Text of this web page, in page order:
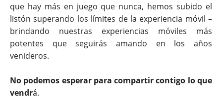
que hay más en juego que nunca, hemos subido el
listón superando los límites de la experiencia móvil –
brindando nuestras experiencias móviles más
potentes que seguirás amando en los años
venideros.
No podemos esperar para compartir contigo lo que
vendrá.